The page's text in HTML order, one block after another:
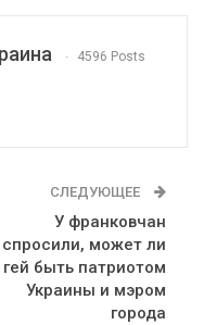
4596 Posts
СЛЕДУЮЩЕЕ
У франковчан
спросили, может ли
гей быть патриотом
Украины и мэром
города